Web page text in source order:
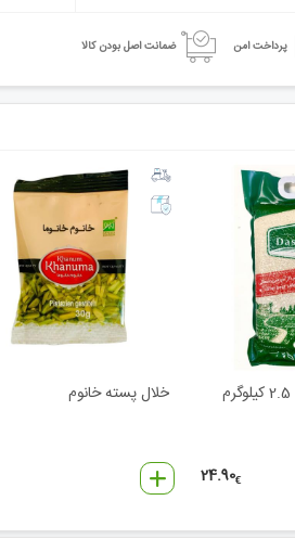
پرداخت امن ضمانت اصل بودن کالا
24.90€
خلال پسته خانوم